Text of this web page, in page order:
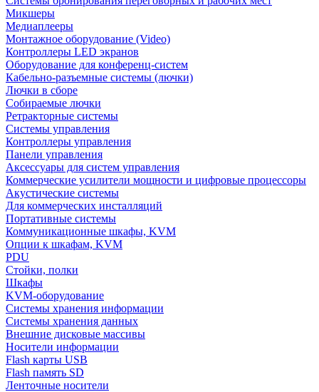
Микшеры
Медиаплееры
Монтажное оборудование (Video)
Контроллеры LED экранов
Оборудование для конференц-систем
Кабельно-разъемные системы (лючки)
Лючки в сборе
Собираемые лючки
Ретракторные системы
Системы управления
Контроллеры управления
Панели управления
Аксессуары для систем управления
Коммерческие усилители мощности и цифровые процессоры
Акустические системы
Для коммерческих инсталляций
Портативные системы
Коммуникационные шкафы, KVM
Опции к шкафам, KVM
PDU
Стойки, полки
Шкафы
KVM-оборудование
Системы хранения информации
Системы хранения данных
Внешние дисковые массивы
Носители информации
Flash карты USB
Flash память SD
Ленточные носители